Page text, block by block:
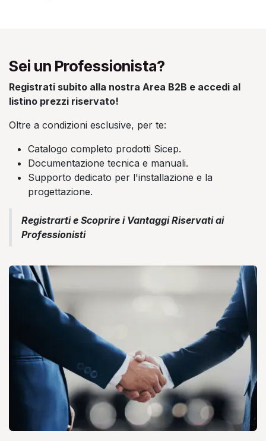
Sei un Professionista?
Registrati subito alla nostra Area B2B e accedi al
listino prezzi riservato!
Oltre a condizioni esclusive, per te:
Catalogo completo prodotti Sicep.
Documentazione tecnica e manuali.
Supporto dedicato per l'installazione e la
progettazione.
Registrarti e Scoprire i Vantaggi Riservati ai
Professionisti